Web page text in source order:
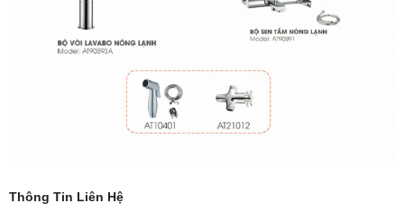
Thông Tin Liên Hệ